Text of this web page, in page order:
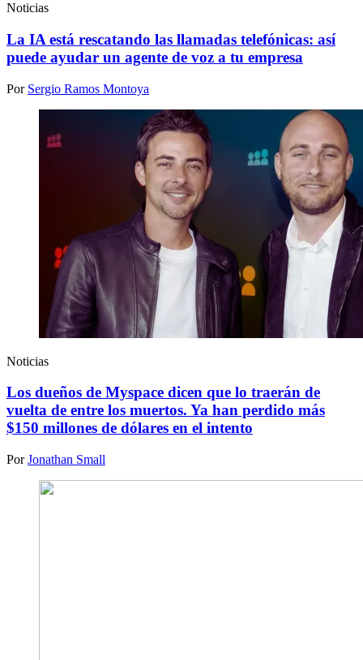
Noticias
La IA está rescatando las llamadas telefónicas: así
puede ayudar un agente de voz a tu empresa
Por Sergio Ramos Montoya
Noticias
Los dueños de Myspace dicen que lo traerán de
vuelta de entre los muertos. Ya han perdido más
$150 millones de dólares en el intento
PorJonathan Small